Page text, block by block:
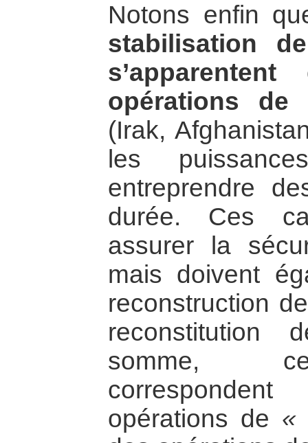
Notons enfin
stabilisation
opérations de
(Irak,
les
entreprendre
durée. Ces
assurer la
mais doivent
reconstruction
reconstitution
somme,
opérations de «